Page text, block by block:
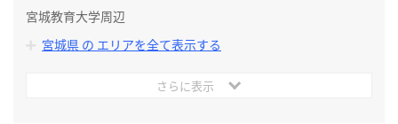
宮城教育大学周辺
宮城県 の エリアを全て表示する
さらに表示